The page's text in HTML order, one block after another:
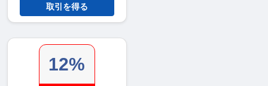
取引を得る
12%